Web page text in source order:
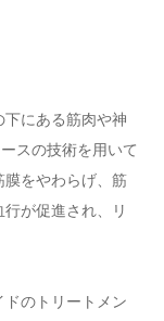
にある筋肉や神
スの技術を用いて
膜をやわらげ、筋
が促進され、リ
のトリートメン